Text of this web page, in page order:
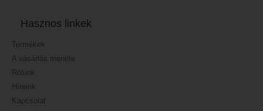
Hasznos linkek
Termékek
A vásárlás menete
Rólunk
Híreink
Kapcsolat